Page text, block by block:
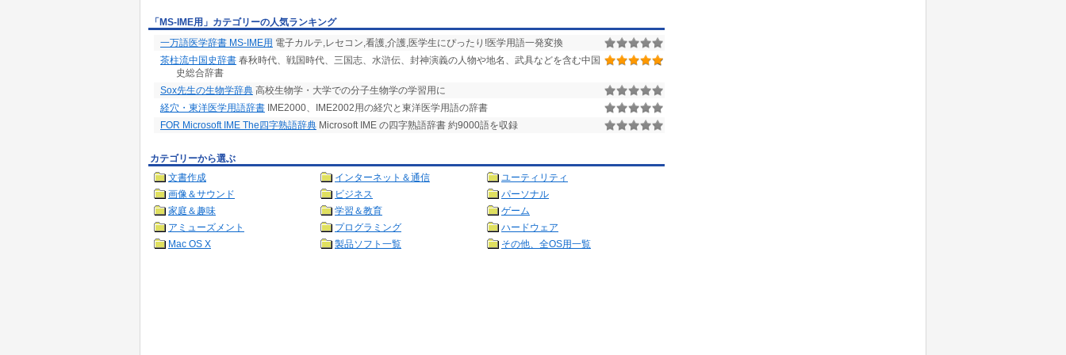
「MS-IME用」カテゴリーの人気ランキング
一万語医学辞書 MS-IME用 電子カルテ,レセコン,看護,介護,医学生にぴったり!医学用語一発変換
茶柱流中国史辞書 春秋時代、戦国時代、三国志、水滸伝、封神演義の人物や地名、武具などを含む中国
史総合辞書
Sox先生の生物学辞典 高校生物学・大学での分子生物学の学習用に
経穴・東洋医学用語辞書 IME2000、IME2002用の経穴と東洋医学用語の辞書
FOR Microsoft IME The四字熟語辞典 Microsoft IME の四字熟語辞書 約9000語を収録
カテゴリーから選ぶ
文書作成
インターネット＆通信
ユーティリティ
画像＆サウンド
ビジネス
パーソナル
家庭＆趣味
学習＆教育
ゲーム
アミューズメント
プログラミング
ハードウェア
Mac OS X
製品ソフト一覧 その他、全OS用一覧